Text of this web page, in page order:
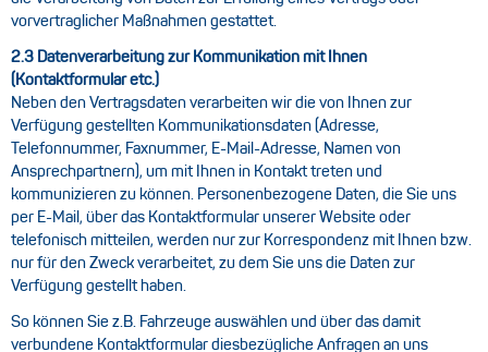
vorvertraglicher Maßnahmen gestattet.
2.3 Datenverarbeitung zur Kommunikation mit Ihnen
(Kontaktformular etc.)
Neben den Vertragsdaten verarbeiten wir die von Ihnen zur
Verfügung gestellten Kommunikationsdaten (Adresse,
Telefonnummer, Faxnummer, E-Mail-Adresse, Namen von
Ansprechpartnern), um mit Ihnen in Kontakt treten und
kommunizieren zu können. Personenbezogene Daten, die Sie uns
per E-Mail, über das Kontaktformular unserer Website oder
telefonisch mitteilen, werden nur zur Korrespondenz mit Ihnen bzw.
nur für den Zweck verarbeitet, zu dem Sie uns die Daten zur
Verfügung gestellt haben.
So können Sie z.B. Fahrzeuge auswählen und über das damit
verbundene Kontaktformular diesbezügliche Anfragen an uns